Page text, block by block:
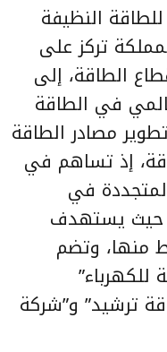
النظيفة
تركز على
الطاقة، إلى
في الطاقة
مصادر الطاقة
إذ تساهم في
في
جيجاواط، حيث يستهدف
44.5 جيجاواط منها، وتضم
للكهرباء”
ترشيد” و”شركة